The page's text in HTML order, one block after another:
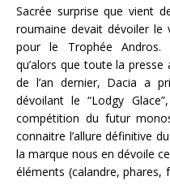
Sacrée surprise que vient
roumaine devait dévoiler le
pour le Trophée Andros.
qu’alors que toute la
de l’an dernier, Dacia a
dévoilant le “Lodgy
compétition du futur
connaitre l’allure définitive
la marque nous en dévoile
éléments (calandre, phares,